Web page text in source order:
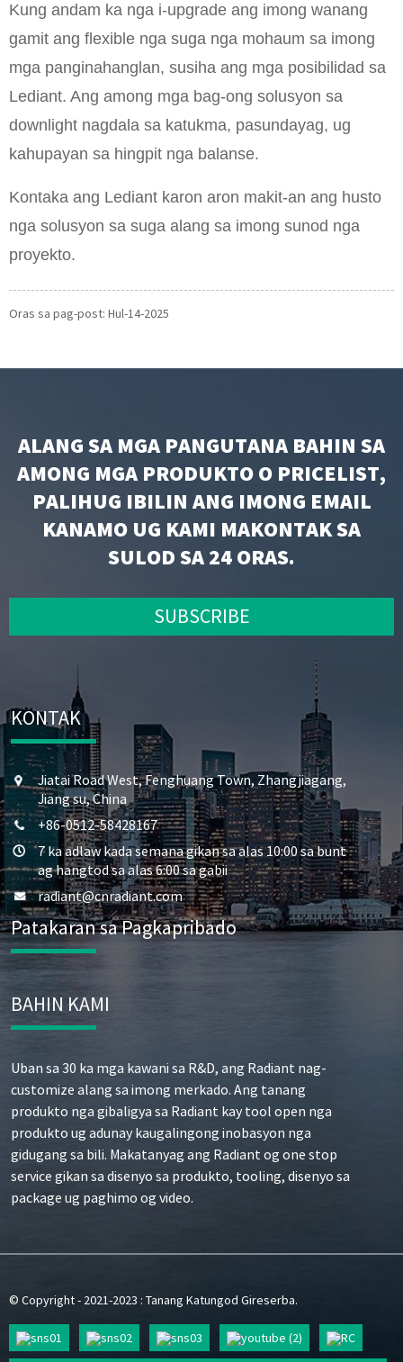
Kung andam ka nga i-upgrade ang imong wanang
gamit ang flexible nga suga nga mohaum sa imong
mga panginahanglan, susiha ang mga posibilidad sa
Lediant. Ang among mga bag-ong solusyon sa
downlight nagdala sa katukma, pasundayag, ug
kahupayan sa hingpit nga balanse.
Kontaka ang Lediant karon aron makit-an ang husto
nga solusyon sa suga alang sa imong sunod nga
proyekto.
Oras sa pag-post: Hul-14-2025
ALANG SA MGA PANGUTANA BAHIN SA
AMONG MGA PRODUKTO O PRICELIST,
PALIHUG IBILIN ANG IMONG EMAIL
KANAMO UG KAMI MAKONTAK SA
SULOD SA 24 ORAS.
SUBSCRIBE
KONTAK
Jiatai Road West, Fenghuang Town, Zhangjiagang,
Jiang su, China
+86-0512-58428167
7 ka adlaw kada semana gikan sa alas 10:00 sa bunt
ag hangtod sa alas 6:00 sa gabii
radiant@cnradiant.com
Patakaran sa Pagkapribado
BAHIN KAMI
Uban sa 30 ka mga kawani sa R&D, ang Radiant nag-
customize alang sa imong merkado. Ang tanang
produkto nga gibaligya sa Radiant kay tool open nga
produkto ug adunay kaugalingong inobasyon nga
gidugang sa bili. Makatanyag ang Radiant og one stop
service gikan sa disenyo sa produkto, tooling, disenyo sa
package ug paghimo og video.
© Copyright - 2021-2023 : Tanang Katungod Gireserba.